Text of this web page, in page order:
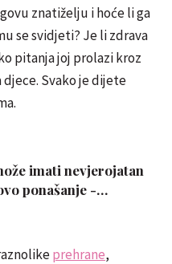
znatiželju i hoće li ga
se svidjeti? Je li zdrava
pitanja joj prolazi kroz
Svako je dijete
imati nevjerojatan
ponašanje -
ju dvaput tjedno
prehrane,